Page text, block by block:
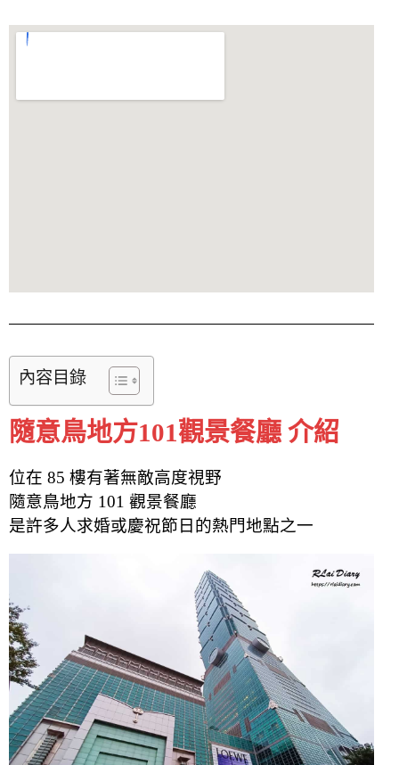
內容目錄
隨意鳥地方101觀景餐廳 介紹
位在 85 樓有著無敵高度視野
隨意鳥地方 101 觀景餐廳
是許多人求婚或慶祝節日的熱門地點之一